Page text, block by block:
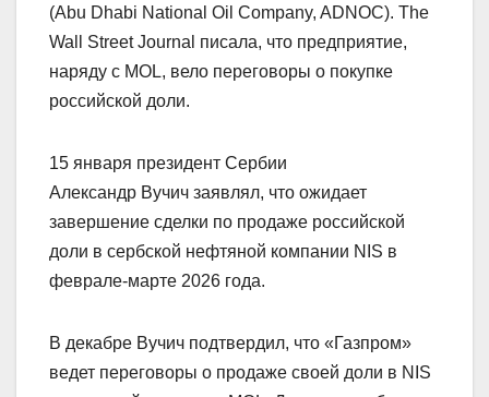
(Abu Dhabi National Oil Company, ADNOC). The
Wall Street Journal писала, что предприятие,
наряду с MOL, вело переговоры о покупке
российской доли.
15 января президент Сербии
Александр Вучич заявлял, что ожидает
завершение сделки по продаже российской
доли в сербской нефтяной компании NIS в
феврале-марте 2026 года.
В декабре Вучич подтвердил, что «Газпром»
ведет переговоры о продаже своей доли в NIS